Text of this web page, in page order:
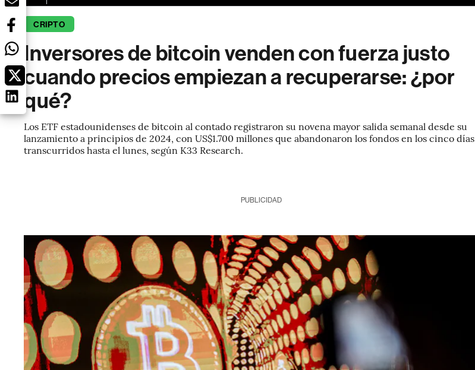
CRIPTO
Inversores de bitcoin venden con fuerza justo
cuando precios empiezan a recuperarse: ¿por
qué?
Los ETF estadounidenses de bitcoin al contado registraron su novena mayor salida semanal desde su
lanzamiento a principios de 2024, con US$1.700 millones que abandonaron los fondos en los cinco días
transcurridos hasta el lunes, según K33 Research.
PUBLICIDAD